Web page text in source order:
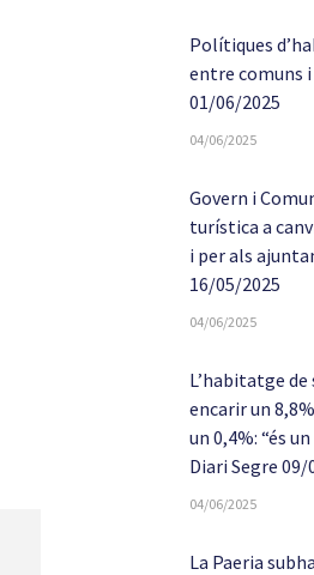
Polítiques
entre comuns i
01/06/2025
04/06/2025
Govern i
turística a
i per als
16/05/2025
04/06/2025
L’habitatge de
encarir un
un 0,4%: “és
Diari Segre 09/
04/06/2025
La Paeria